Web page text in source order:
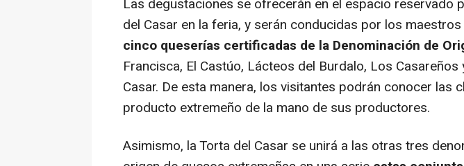
Las degustaciones se ofrecerán en el espacio reservado
del Casar en la feria, y serán conducidas por los
cinco queserías certificadas de la Denominación de
Francisca, El Castúo, Lácteos del Burdalo, Los Casareños
Casar. De esta manera, los visitantes podrán conocer las
producto extremeño de la mano de sus productores.
Asimismo, la Torta del Casar se unirá a las otras tres